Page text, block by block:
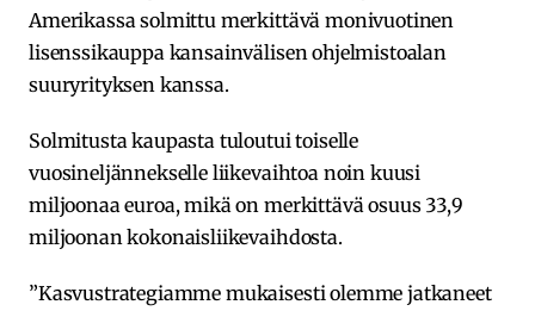
Amerikassa solmittu merkittävä monivuotinen
lisenssikauppa kansainvälisen ohjelmistoalan
suuryrityksen kanssa.
Solmitusta kaupasta tuloutui toiselle
vuosineljännekselle liikevaihtoa noin kuusi
miljoonaa euroa, mikä on merkittävä osuus 33,9
miljoonan kokonaisliikevaihdosta.
”Kasvustrategiamme mukaisesti olemme jatkaneet